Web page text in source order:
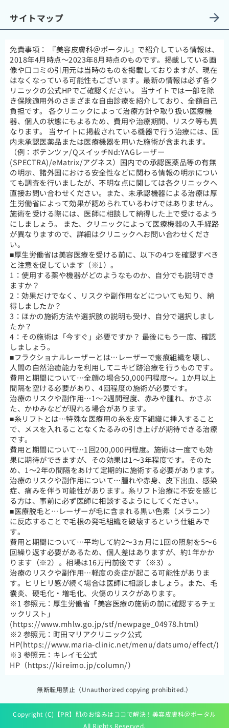
サイトマップ
免責事項：
『美容皮膚科＠ポータル』で紹介している情報は、
2018年4月時点～2023年8月時点のものです。掲載している画
像や口コミの引用元は当時のものを掲載しておりますが、現在
はなくなっている可能性もございます。最新の情報は必ず各ク
リニックの公式HPでご確認ください。 当サイトでは一部を除
き保険適用外のさまざまな自由診療を紹介しており、全額自己
負担です。 各クリニックによって治療方針や取り扱い医療機
器、個人の状態にもよるため、費用や治療期間、リスク等も異
なります。 当サイトに掲載されている機器で行う治療には、国
内未承認医薬品または医療機器を用いた施術が含まれます。
（例：ポテンツァ/QスイッチNd:YAGレーザー
(SPECTRA)/eMatrix/アグネス）国内での承認医薬品等の有無
の明示、諸外国における安全性などに関わる情報の明示につい
ても調査を行いましたが、不明な点に関しては各クリニックへ
直接お問い合わせください。また、未承認機器による治療は厚
生労働省によって効果が認められているわけではありません。
施術を受ける際には、医師に相談して納得した上で受けるよう
にしましょう。 また、クリニックによって医療機器の入手経路
が異なりますので、詳細はクリニックへお問い合わせくださ
い。
■厚生労働省は美容医療を受ける前に、以下の4つを確認すべき
と注意を促しています（※1）。
1：使用する薬や機器がどのようなものか、自分でも説明でき
ますか？
2：効果だけでなく、リスクや副作用などについても知り、納
得しましたか？
3：ほかの施術方法や選択肢の説明も受け、自分で選択しまし
たか？
4：その施術は「今すぐ」必要ですか？ 最後にもう一度、確認
しましょう。
■フラクショナルレーザーとは…レーザーで瘢痕組織を壊し、
人間の自然治癒能力を利用してニキビ跡治療を行うものです。
費用と期間について…全顔の場合50,000円程度～。1か月以上
間隔を空ける必要があり、4回程度の施術が必要です。
治療のリスクや副作用…1～2週間程度、赤みや腫れ、かさぶ
た、かゆみなどが現れる場合があります。
■糸リフトとは…特殊な医療用の糸を皮下組織に挿入すること
で、メスを入れることなくたるみの引き上げが期待できる治療
です。
費用と期間について…1回200,000円程度。施術は一度でも効
果に期待ができますが、その効果は1～3年程度です。そのた
め、1～2年の間隔をあけて定期的に施術する必要があります。
治療のリスクや副作用について…腫れや赤身、皮下出血、感染
症、痛みを伴う可能性があります。糸リフト治療に不安を感じ
る方は、事前に必ず医師に相談するようにしてください。
■医療脱毛と…レーザーが毛に含まれる黒い色素（メラニン）
に反応することで毛根の発毛組織を破壊するという仕組みで
す。
費用と期間について…平均して約2～3ヵ月に1回の照射を5～6
回繰り返す必要があるため、個人差はありますが、約1年かか
ります（※2）。相場は16万円前後です（※3）。
治療のリスクや副作用…軽度の炎症が起こる可能性がありま
す。ヒリヒリ感が続く場合は医師に相談しましょう。また、毛
嚢炎、硬毛化・増毛化、火傷のリスクがあります。
※1 参照元：厚生労働省「美容医療の施術の前に確認するチェ
ックリスト」
(https://www.mhlw.go.jp/stf/newpage_04978.html）
※2 参照元：町田マリアクリニック公式
HP(https://www.maria-clinic.net/menu/datsumo/effect/)
※3 参照元：キレイモ公式
HP（https://kireimo.jp/column/）
無断転用禁止（Unauthorized copying prohibited.）
Copyright (C)【PR】 肌のお悩みはココで解決！美容皮膚科＠ポータル
All Rights Reserved.